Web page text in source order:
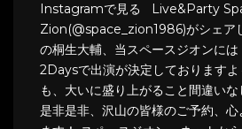
Instagramで見る Live&Party
Zion(@space_zion1986)がシェア
の桐生大輔、当スペースジオンに
2Daysで出演が決定しておりますよ
も、大いに盛り上がること間違いな
是非是非、沢山の皆様のご予約、心